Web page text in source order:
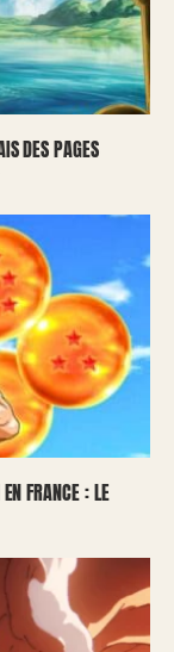
DES PAGES
FRANCE : LE